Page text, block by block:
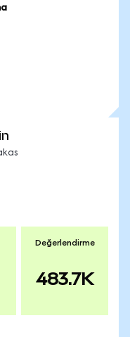
Değerlendirme
483.7K